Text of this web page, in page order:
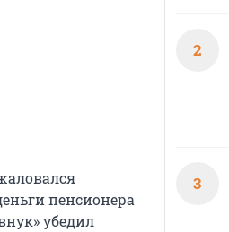
пенсионера
убедил
2
3